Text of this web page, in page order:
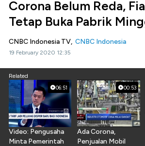
Corona Belum Reda,
Tetap Buka Pabrik
CNBC Indonesia TV, CNBC Indonesia
19 February 2020 12:35
Related
06:51
Video: Pengusaha
Minta Pemerintah
00:53
Ada Corona,
Penjualan Mobil